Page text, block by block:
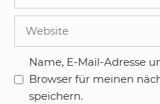
Adresse
Name, E-Mail-Adresse
Browser für meinen
speichern.